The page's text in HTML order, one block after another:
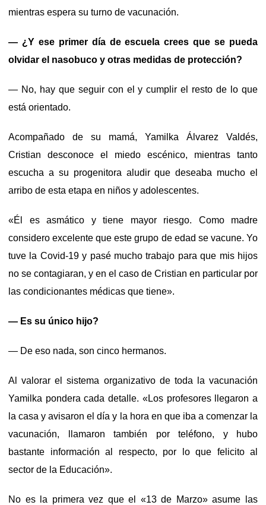
mientras espera su turno de vacunación.
— ¿Y ese primer día de escuela crees que se pueda
olvidar el nasobuco y otras medidas de protección?
— No, hay que seguir con el y cumplir el resto de lo que
está orientado.
Acompañado de su mamá, Yamilka Álvarez Valdés,
Cristian desconoce el miedo escénico, mientras tanto
escucha a su progenitora aludir que deseaba mucho el
arribo de esta etapa en niños y adolescentes.
«Él es asmático y tiene mayor riesgo. Como madre
considero excelente que este grupo de edad se vacune. Yo
tuve la Covid-19 y pasé mucho trabajo para que mis hijos
no se contagiaran, y en el caso de Cristian en particular por
las condicionantes médicas que tiene».
— Es su único hijo?
— De eso nada, son cinco hermanos.
Al valorar el sistema organizativo de toda la vacunación
Yamilka pondera cada detalle. «Los profesores llegaron a
la casa y avisaron el día y la hora en que iba a comenzar la
vacunación, llamaron también por teléfono, y hubo
bastante información al respecto, por lo que felicito al
sector de la Educación».
No es la primera vez que el «13 de Marzo» asume las